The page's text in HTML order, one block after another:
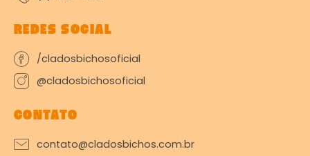
REDES SOCIAL
/cladosbichosoficial
@cladosbichosoficial
CONTATO
contato@cladosbichos.com.br